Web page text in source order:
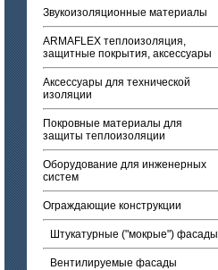
Звукоизоляционные материалы
ARMAFLEX теплоизоляция,
защитные покрытия, аксессуары
Аксессуары для технической
изоляции
Покровные материалы для
защиты теплоизоляции
Оборудование для инженерных
систем
Ограждающие конструкции
Штукатурные ("мокрые") фасады
Вентилируемые фасады